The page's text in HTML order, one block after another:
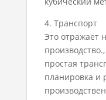
4. Транспорт
Это отражает
простая
планировка и